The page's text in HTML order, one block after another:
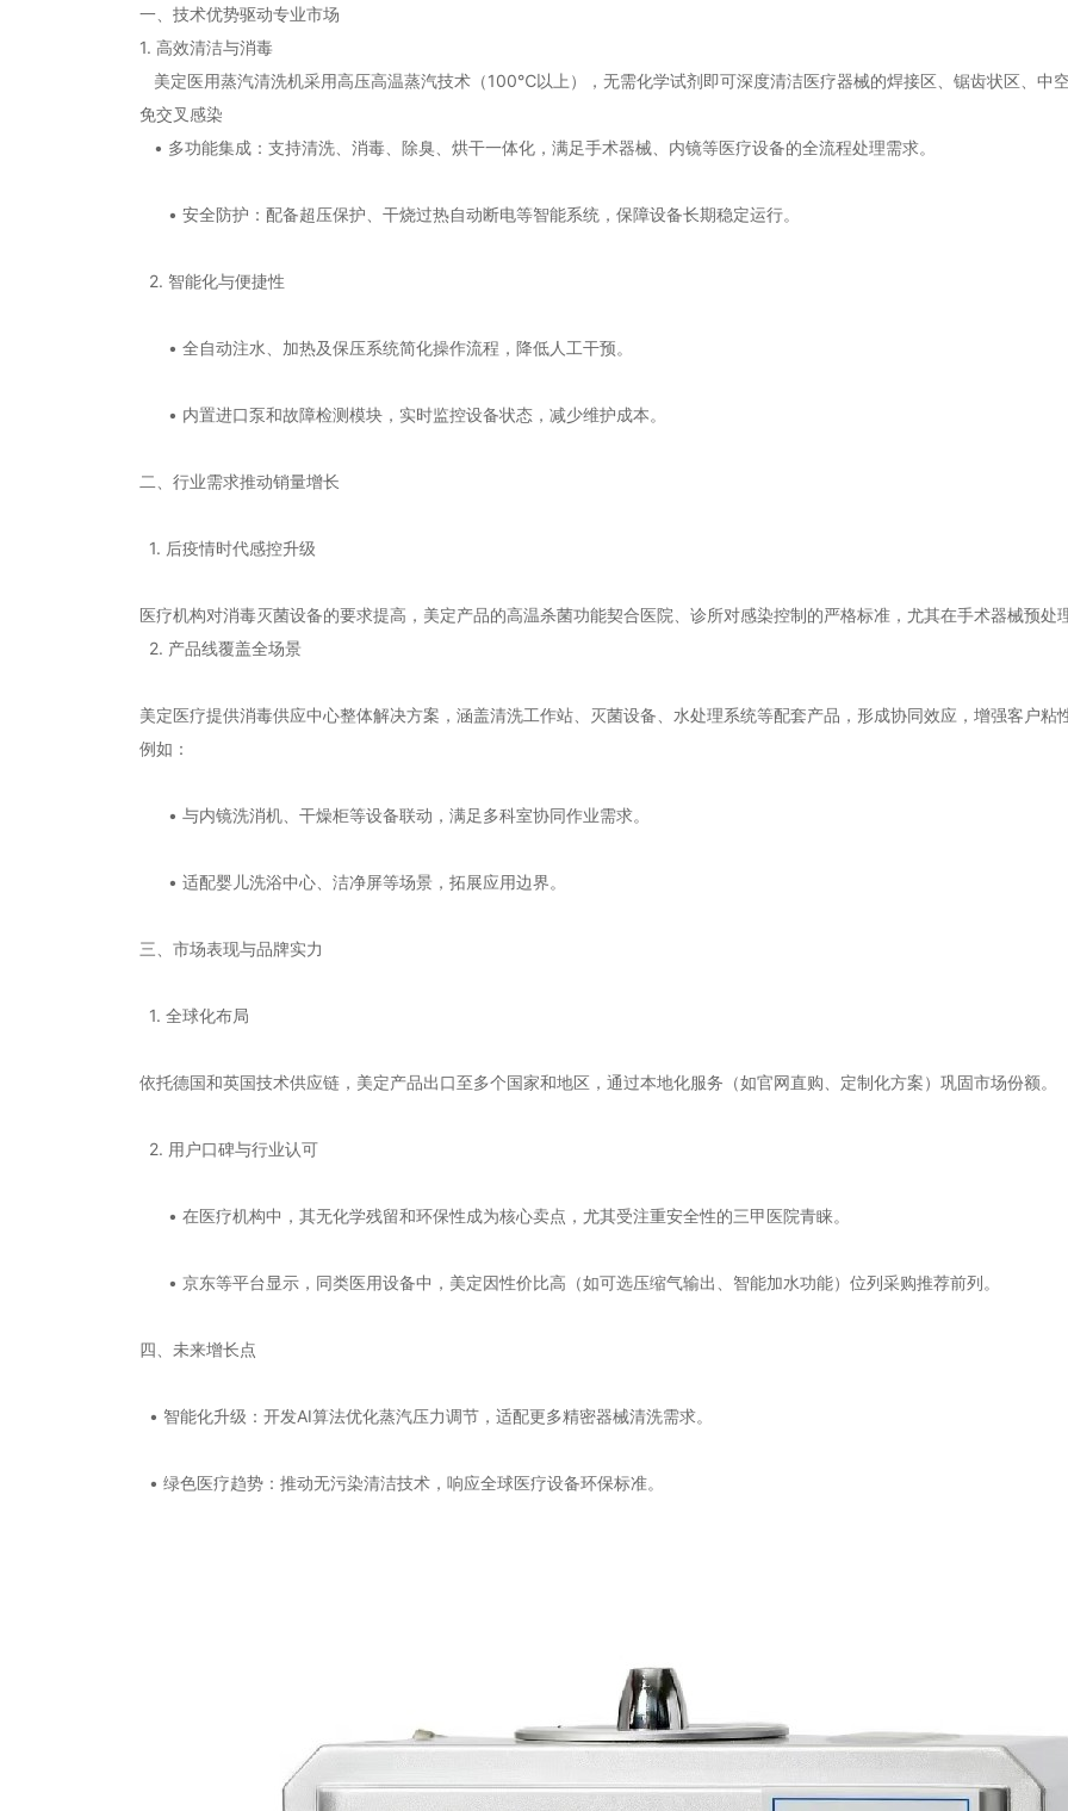
一、技术优势驱动专业市场
1. 高效清洁与消毒
美定医用蒸汽清洗机采用高压高温蒸汽技术（100℃以上），无需化学试剂即可深度清洁医疗器械的焊接区、锯齿状区、中
免交叉感染
• 多功能集成：支持清洗、消毒、除臭、烘干一体化，满足手术器械、内镜等医疗设备的全流程处理需求。
• 安全防护：配备超压保护、干烧过热自动断电等智能系统，保障设备长期稳定运行。
2. 智能化与便捷性
• 全自动注水、加热及保压系统简化操作流程，降低人工干预。
• 内置进口泵和故障检测模块，实时监控设备状态，减少维护成本。
二、行业需求推动销量增长
1. 后疫情时代感控升级
医疗机构对消毒灭菌设备的要求提高，美定产品的高温杀菌功能契合医院、诊所对感染控制的严格标准，尤其在手术器械预处
2. 产品线覆盖全场景
美定医疗提供消毒供应中心整体解决方案，涵盖清洗工作站、灭菌设备、水处理系统等配套产品，形成协同效应，增强客户粘性
例如：
• 与内镜洗消机、干燥柜等设备联动，满足多科室协同作业需求。
• 适配婴儿洗浴中心、洁净屏等场景，拓展应用边界。
三、市场表现与品牌实力
1. 全球化布局
依托德国和英国技术供应链，美定产品出口至多个国家和地区，通过本地化服务（如官网直购、定制化方案）巩固市场份额。
2. 用户口碑与行业认可
• 在医疗机构中，其无化学残留和环保性成为核心卖点，尤其受注重安全性的三甲医院青睐。
• 京东等平台显示，同类医用设备中，美定因性价比高（如可选压缩气输出、智能加水功能）位列采购推荐前列。
四、未来增长点
• 智能化升级：开发AI算法优化蒸汽压力调节，适配更多精密器械清洗需求。
• 绿色医疗趋势：推动无污染清洁技术，响应全球医疗设备环保标准。